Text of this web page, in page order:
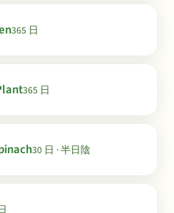
365 日
365 日
30 日 · 半日陰